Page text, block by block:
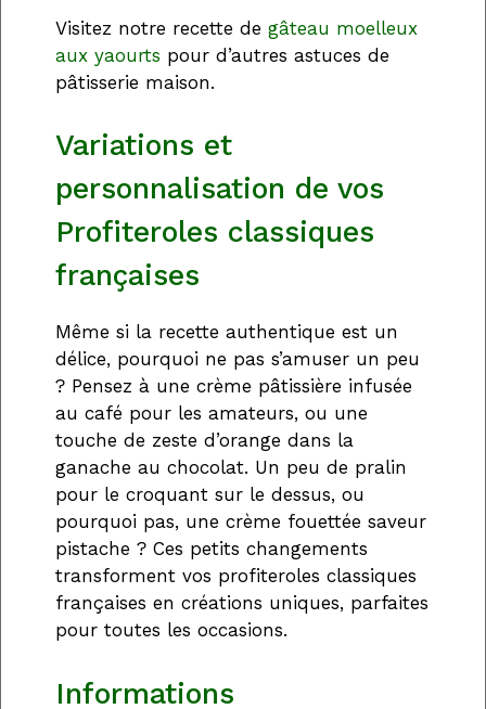
Visitez notre recette de gâteau moelleux
aux yaourts pour d’autres astuces de
pâtisserie maison.
Variations et
personnalisation de vos
Profiteroles classiques
françaises
Même si la recette authentique est un
délice, pourquoi ne pas s’amuser un peu
? Pensez à une crème pâtissière infusée
au café pour les amateurs, ou une
touche de zeste d’orange dans la
ganache au chocolat. Un peu de pralin
pour le croquant sur le dessus, ou
pourquoi pas, une crème fouettée saveur
pistache ? Ces petits changements
transforment vos profiteroles classiques
françaises en créations uniques, parfaites
pour toutes les occasions.
Informations